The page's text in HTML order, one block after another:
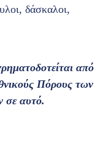
δάσκαλοι,
από
Πόρους των
σε αυτό.